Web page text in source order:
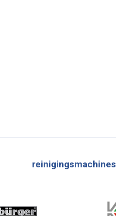
reinigingsmachines